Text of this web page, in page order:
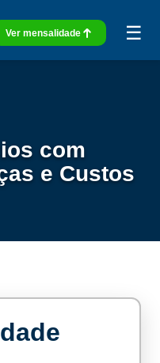
Ver mensalidade ☰
com
e Custos